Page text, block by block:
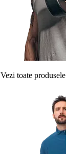
Vezi toate produsele